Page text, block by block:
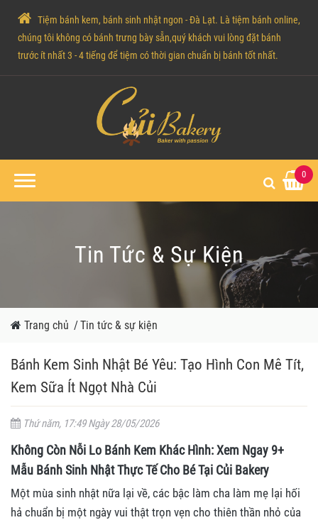
Tiệm bánh kem, bánh sinh nhật ngon - Đà Lạt. Là tiệm bánh online,
chúng tôi không có bánh trưng bày sẵn,quý khách vui lòng đặt bánh
trước ít nhất 3 - 4 tiếng để tiệm có thời gian chuẩn bị bánh tốt nhất.
0
Tin Tức & Sự Kiện
Trang chủ /Tin tức & sự kiện
Bánh Kem Sinh Nhật Bé Yêu: Tạo Hình Con Mê Tít,
Kem Sữa Ít Ngọt Nhà Củi
Thứ năm, 17:49 Ngày 28/05/2026
Không Còn Nỗi Lo Bánh Kem Khác Hình: Xem Ngay 9+
Mẫu Bánh Sinh Nhật Thực Tế Cho Bé Tại Củi Bakery
Một mùa sinh nhật nữa lại về, các bậc làm cha làm mẹ lại hối
hả chuẩn bị một ngày vui thật trọn vẹn cho thiên thần nhỏ của